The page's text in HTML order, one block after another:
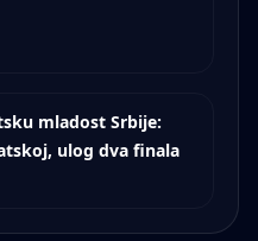
mladost Srbije:
ulog dva finala